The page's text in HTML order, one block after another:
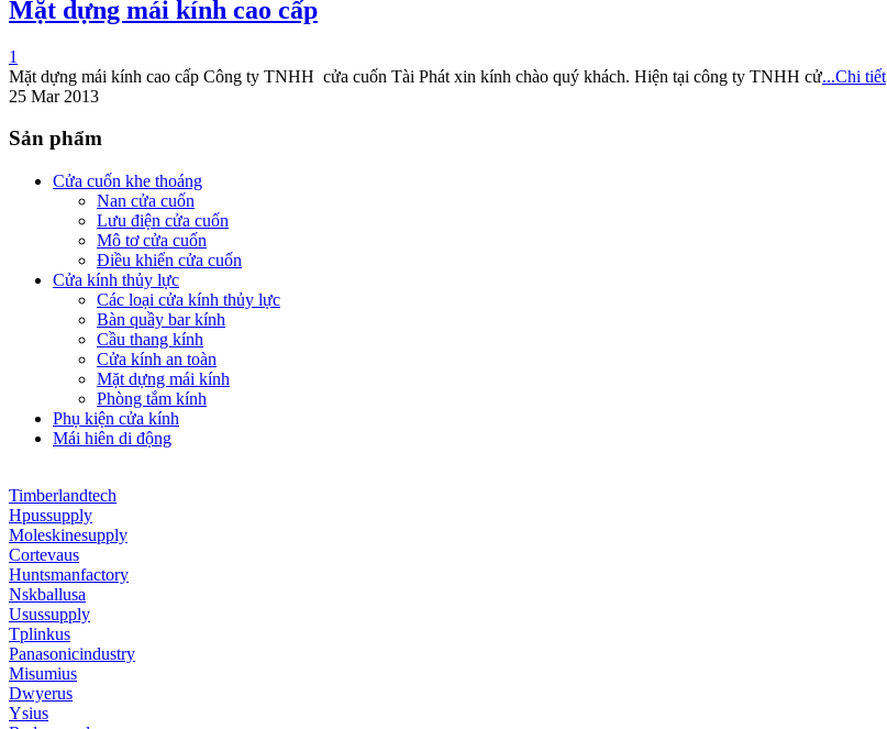
Mặt dựng mái kính cao cấp
1
Mặt dựng mái kính cao cấp Công ty TNHH cửa cuốn Tài Phát xin kính chào quý khách. Hiện tại công ty TNHH cử...Chi tiết
25 Mar 2013
Sản phẩm
Cửa cuốn khe thoáng
Nan cửa cuốn
Lưu điện cửa cuốn
Mô tơ cửa cuốn
Điều khiển cửa cuốn
Cửa kính thủy lực
Các loại cửa kính thủy lực
Bàn quầy bar kính
Cầu thang kính
Cửa kính an toàn
Mặt dựng mái kính
Phòng tắm kính
Phụ kiện cửa kính
Mái hiên di động
Timberlandtech
Hpussupply
Moleskinesupply
Cortevaus
Huntsmanfactory
Nskballusa
Usussupply
Tplinkus
Panasonicindustry
Misumius
Dwyerus
Ysius